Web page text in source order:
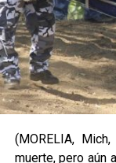
(MORELIA,
muerte, pero aún